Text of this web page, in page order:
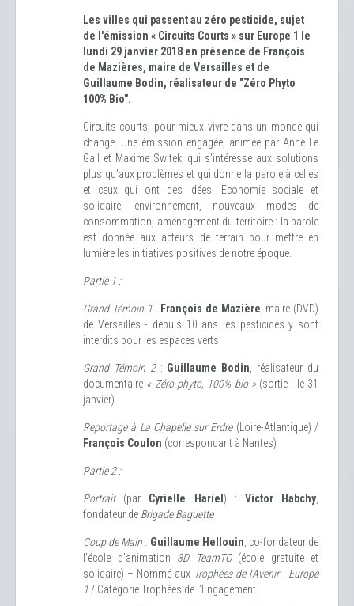
Les villes qui passent au zéro pesticide, sujet
de l'émission « Circuits Courts » sur Europe 1 le
lundi 29 janvier 2018 en présence de François
de Mazières, maire de Versailles et de
Guillaume Bodin, réalisateur de "Zéro Phyto
100% Bio".
Circuits courts, pour mieux vivre dans un monde qui
change. Une émission engagée, animée par Anne Le
Gall et Maxime Switek, qui s'intéresse aux solutions
plus qu’aux problèmes et qui donne la parole à celles
et ceux qui ont des idées. Economie sociale et
solidaire, environnement, nouveaux modes de
consommation, aménagement du territoire : la parole
est donnée aux acteurs de terrain pour mettre en
lumière les initiatives positives de notre époque.
Partie 1 :
Grand Témoin 1: François de Mazière , maire (DVD)
de Versailles - depuis 10 ans les pesticides y sont
interdits pour les espaces verts
Grand Témoin 2: Guillaume Bodin , réalisateur du
documentaire « Zéro phyto, 100% bio »(sortie : le 31
janvier)
Reportage à La Chapelle sur Erdre(Loire-Atlantique) /
François Coulon (correspondant à Nantes)
Partie 2 :
Portrait(par Cyrielle Hariel ) : Victor Habchy,
fondateur de Brigade Baguette
Coup de Main : Guillaume Hellouin , co-fondateur de
l’école d’animation 3D TeamTO(école gratuite et
solidaire) – Nommé aux Trophées de l’Avenir - Europe
1 / Catégorie Trophées de l’Engagement